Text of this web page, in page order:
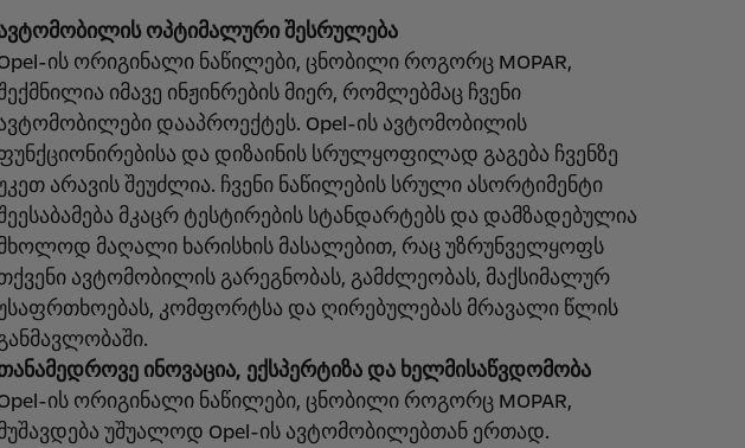
ოპტიმალური შესრულება
ის ორიგინალი ნაწილები, ცნობილი როგორც MOPAR,
იმავე ინჟინრების მიერ, რომლებმაც ჩვენი
დააპროექტეს. Opel-ის ავტომობილის
და დიზაინის სრულყოფილად გაგება ჩვენზე
არავის შეუძლია. ჩვენი ნაწილების სრული ასორტიმენტი
მკაცრ ტესტირების სტანდარტებს და დამზადებულია
მაღალი ხარისხის მასალებით, რაც უზრუნველყოფს
ავტომობილის გარეგნობას, გამძლეობას, მაქსიმალურ
კომფორტსა და ღირებულებას მრავალი წლის
ინოვაცია, ექსპერტიზა და ხელმისაწვდომობა
ის ორიგინალი ნაწილები, ცნობილი როგორც MOPAR,
უშუალოდ Opel-ის ავტომობილებთან ერთად.